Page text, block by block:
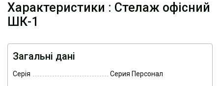
Характеристики : Стелаж офісний
ШК-1
Загальні дані
Серія Серия Персонал